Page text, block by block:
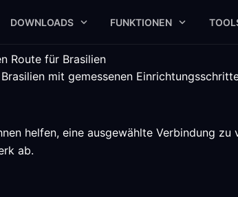
DOWNLOADS FUNKTIONEN
Route für Brasilien
mit gemessenen
helfen, eine ausgewählte Verbindung
ab.